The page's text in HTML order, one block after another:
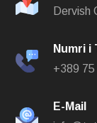
Dervish
Numri i
+389
E-Mail